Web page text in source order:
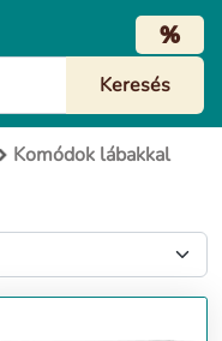
%
Komódok lábakkal